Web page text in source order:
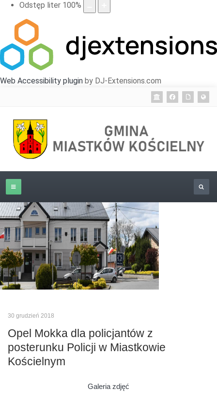
Odstęp liter 100%
Web Accessibility plugin by DJ-Extensions.com
30 grudzień 2018
Opel Mokka dla policjantów z
posterunku Policji w Miastkowie
Kościelnym
Galeria zdjęć